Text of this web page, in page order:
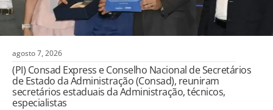
agosto 7, 2026
(PI) Consad Express e Conselho Nacional de Secretários
de Estado da Administração (Consad), reuniram
secretários estaduais da Administração, técnicos,
especialistas